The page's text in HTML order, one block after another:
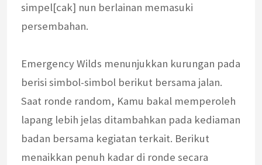
simpel[cak] nun berlainan memasuki
persembahan.
Emergency Wilds menunjukkan kurungan pada
berisi simbol-simbol berikut bersama jalan.
Saat ronde random, Kamu bakal memperoleh
lapang lebih jelas ditambahkan pada kediaman
badan bersama kegiatan terkait. Berikut
menaikkan penuh kadar di ronde secara